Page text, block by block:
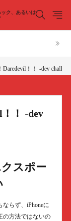
ク、あるいは
！！ -dev
！ -dev
スポー
らず、iPhoneに
の方法ではないの